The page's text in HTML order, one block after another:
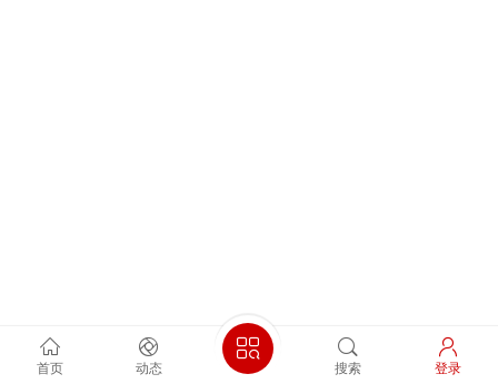
首页 动态 搜索 登录